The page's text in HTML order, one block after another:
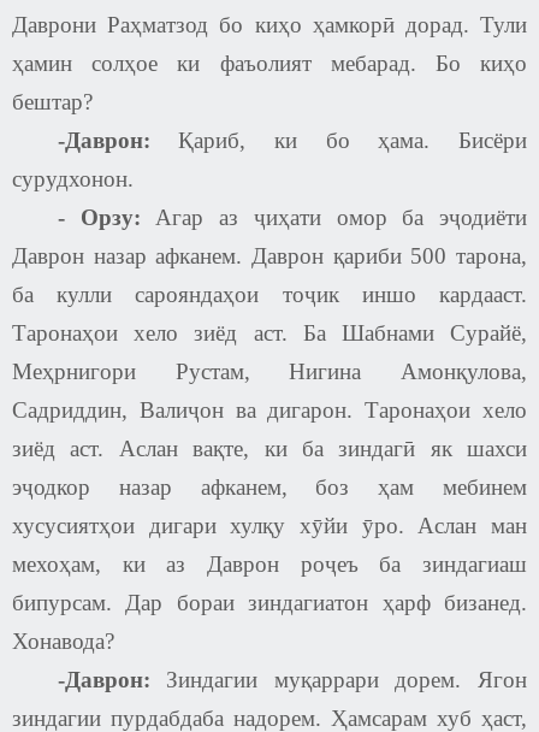
Даврони Раҳматзод бо киҳо ҳамкорӣ дорад. Тули
ҳамин солҳое ки фаъолият мебарад. Бо киҳо
бештар?
-Даврон: Қариб, ки бо ҳама. Бисёри
сурудхонон.
-
Орзу: Агар аз ҷиҳати омор ба эҷодиёти
Даврон назар афканем. Даврон қариби 500 тарона,
ба кулли сарояндаҳои тоҷик иншо кардааст.
Таронаҳои хело зиёд аст. Ба Шабнами Сурайё,
Меҳрнигори Рустам, Нигина Амонқулова,
Садриддин, Валиҷон ва дигарон. Таронаҳои хело
зиёд аст. Аслан вақте, ки ба зиндагӣ як шахси
эҷодкор назар афканем, боз ҳам мебинем
хусусиятҳои дигари хулқу хӯйи ӯро. Аслан ман
мехоҳам, ки аз Даврон роҷеъ ба зиндагиаш
бипурсам. Дар бораи зиндагиатон ҳарф бизанед.
Хонавода?
-Даврон: Зиндагии муқаррари дорем. Ягон
зиндагии пурдабдаба надорем. Ҳамсарам хуб ҳаст,